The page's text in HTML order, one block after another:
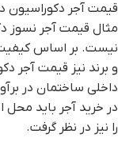
قیمت آجر دکوراسیون
مثال قیمت آجر نسوز
نیست. بر اساس
و برند نیز قیمت آجر
داخلی ساختمان در
در خرید آجر باید محل
را نیز در نظر گرفت.